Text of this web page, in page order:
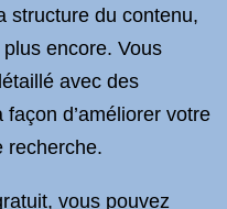
structure du contenu,
plus encore. Vous
avec des
d’améliorer votre
recherche.
vous pouvez